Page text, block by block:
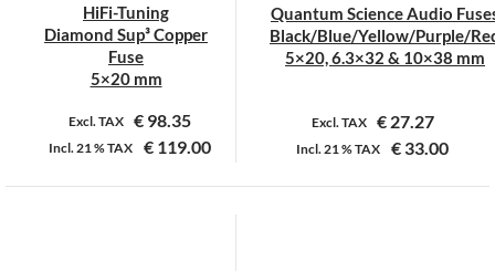
de
productpagina
HiFi-Tuning
Diamond Sup³ Copper
Fuse
5×20 mm
Excl. TAX € 98.35
Incl.21 %TAX € 119.00
Dit
Quantum Science Audio
Black/Blue/Yellow/Purple/
5×20, 6.3×32 & 10×38 mm
Excl. TAX €27.27
Incl.21 %TAX € 33.00
Dit